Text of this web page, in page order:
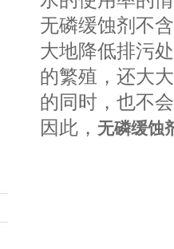
无磷缓蚀剂不
大地降低排污
的繁殖，还大
的同时，也不
因此， 无磷缓蚀